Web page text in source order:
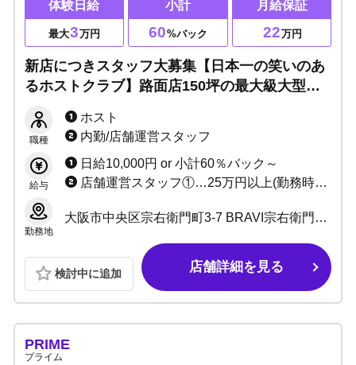
体験日給
最大3万円
小計
60%バック
月給保証
22万円
新店につきスタッフ大募集【日本一の笑いのあ
るホストクラブ】路面店150坪の最大級大型店
歓迎・体験費最大30,000円！！
職種
ホスト
内勤/店舗運営スタッフ
給与
日給10,000円 or 小計60％バック～
店舗運営スタッフ①…25万円以上(勤務時間6h) 店舗運営スタッフ②…30万円以上(勤務時間8h) 管理職各種…40万円以上(勤務時間8h)
勤務地
大阪市中央区宗右衛門町3-7 BRAVI宗右衛門町ビルB1F
検討中に追加 店舗詳細を見る
PRIME
プライム